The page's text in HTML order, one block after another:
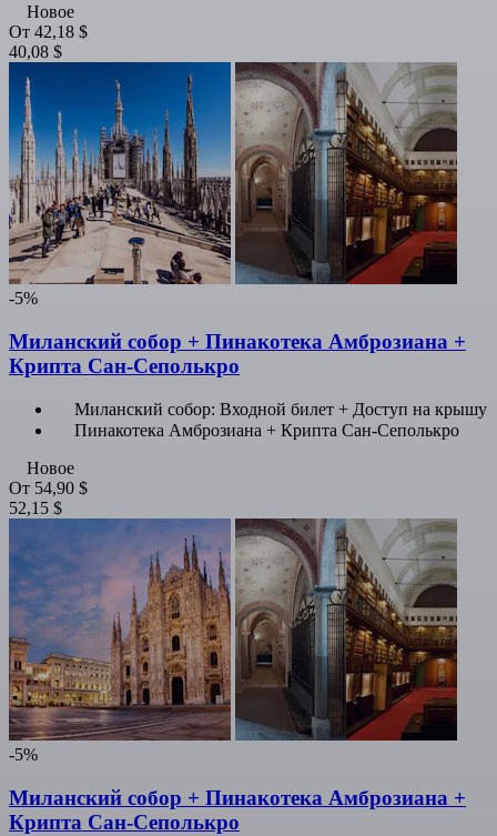
Новое
От 42,18 $
40,08 $
-5%
Миланский собор + Пинакотека Амброзиана +
Крипта Сан-Сеполькро
Миланский собор: Входной билет + Доступ на крышу
Пинакотека Амброзиана + Крипта Сан-Сеполькро
Новое
От 54,90 $
52,15 $
-5%
Миланский собор + Пинакотека Амброзиана +
Крипта Сан-Сеполькро